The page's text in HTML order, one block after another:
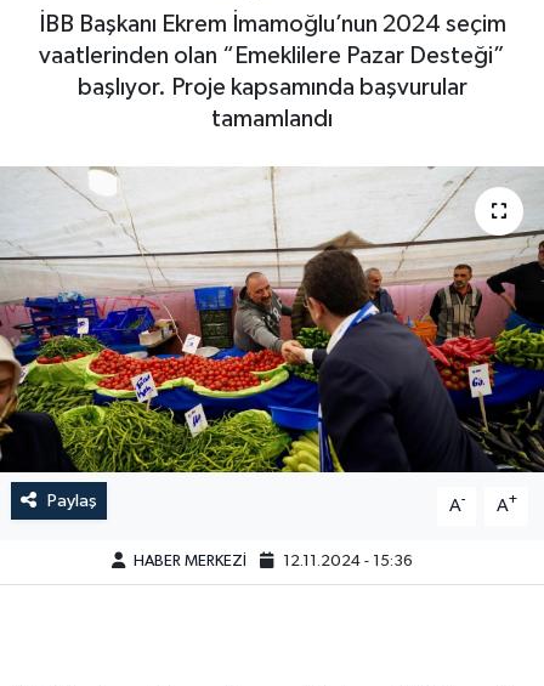
İBB Başkanı Ekrem İmamoğlu’nun 2024 seçim
vaatlerinden olan “Emeklilere Pazar Desteği”
başlıyor. Proje kapsamında başvurular
tamamlandı
Paylaş A- A+
HABER MERKEZİ 12.11.2024 - 15:36